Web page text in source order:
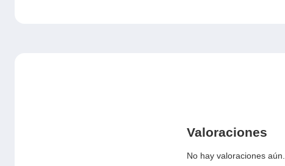
Valoraciones
No hay valoraciones aún.